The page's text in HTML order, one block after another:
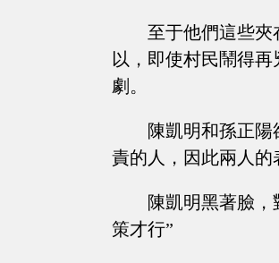
至于他們這些夾
以，即使村民鬧得
劇。
陳凱明和孫正
責的人，因此兩人
陳凱明黑著臉
策才行”